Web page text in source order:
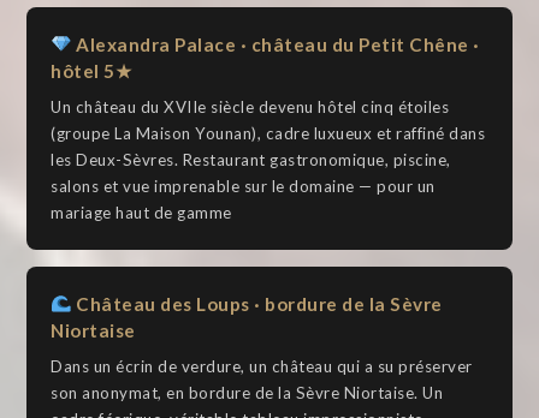
Alexandra Palace · château du Petit Chêne ·
hôtel 5★
Un château du XVIIe siècle devenu hôtel cinq étoiles
(groupe La Maison Younan), cadre luxueux et raffiné dans
les Deux-Sèvres. Restaurant gastronomique, piscine,
salons et vue imprenable sur le domaine — pour un
mariage haut de gamme
Château des Loups · bordure de la Sèvre
Niortaise
Dans un écrin de verdure, un château qui a su préserver
son anonymat, en bordure de la Sèvre Niortaise. Un